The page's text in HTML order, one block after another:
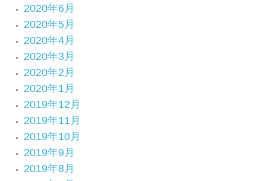
2020年6月
2020年5月
2020年4月
2020年3月
2020年2月
2020年1月
2019年12月
2019年11月
2019年10月
2019年9月
2019年8月